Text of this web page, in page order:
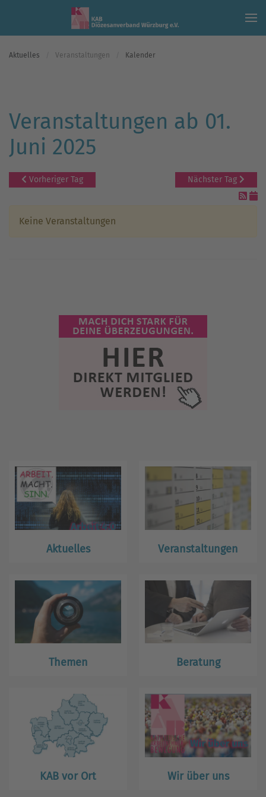
Skip to main content
Aktuelles Veranstaltungen Kalender
Veranstaltungen ab 01.
Juni 2025
Vorheriger Tag Nächster Tag
Keine Veranstaltungen
Aktuelles Veranstaltungen
Themen Beratung
KAB vor Ort Wir über uns